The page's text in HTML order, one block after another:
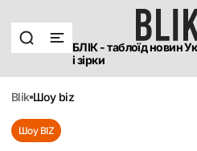
БЛІК - таблоїд новин
і зірки
blik шоу biz
Шоу BIZ